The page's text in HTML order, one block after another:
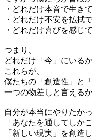
・どれだけ本音で生き
・どれだけ不安を払拭
・どれだけ喜びを感じ
つまり、
どれだけ「今」にいるか
これらが、
僕たちの「創造性」と
一つの物差しと言える
自分が本当にやりたか
「あなたを通してしか
「新しい現実」を創造